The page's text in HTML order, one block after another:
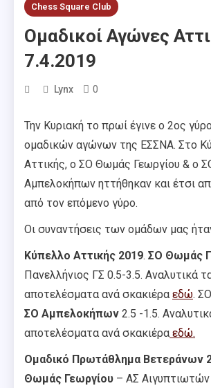
Chess Square Club
Ομαδικοί Αγώνες
7.4.2019
Lynx 0
Την Κυριακή το πρωί έγινε ο 2ος
ομαδικών αγώνων της ΕΣΣΝΑ. Στο
Αττικής, ο ΣΟ Θωμάς Γεωργίου & ο
Αμπελοκήπων ηττήθηκαν και έτσι
από τον επόμενο γύρο.
Οι συναντήσεις των ομάδων μας
Κύπελλο Αττικής 2019. ΣΟ Θωμάς
Πανελλήνιος ΓΣ 0.5-3.5. Αναλυτικά
αποτελέσματα ανά σκακιέρα εδώ.
ΣΟ Αμπελοκήπων 2.5 -1.5.
αποτελέσματα ανά σκακιέρα εδώ.
Ομαδικό Πρωτάθλημα Βετεράνων
Θωμάς Γεωργίου – ΑΣ Αιγυπτιωτών